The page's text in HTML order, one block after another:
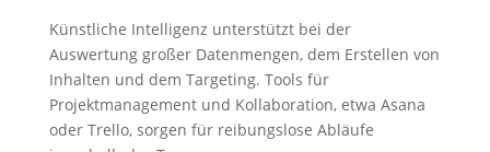
Künstliche Intelligenz unterstützt bei der
Auswertung großer Datenmengen, dem Erstellen von
Inhalten und dem Targeting. Tools für
Projektmanagement und Kollaboration, etwa Asana
oder Trello, sorgen für reibungslose Abläufe